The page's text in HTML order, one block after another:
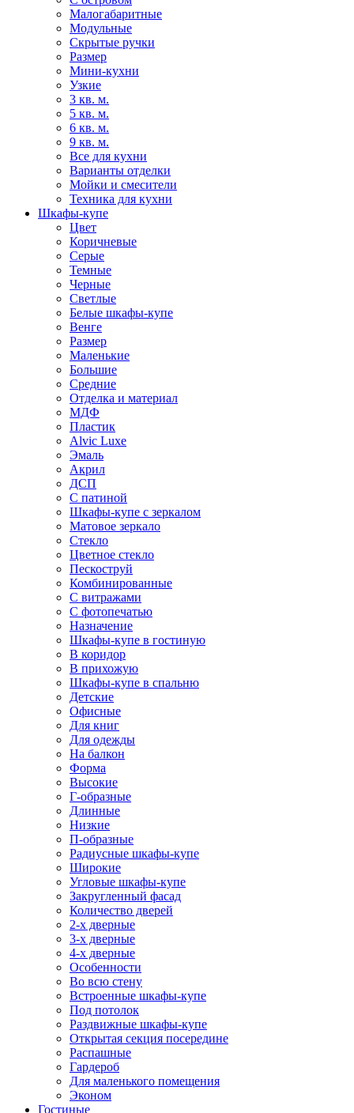
Малогабаритные
Модульные
Скрытые ручки
Размер
Мини-кухни
Узкие
3 кв. м.
5 кв. м.
6 кв. м.
9 кв. м.
Все для кухни
Варианты отделки
Мойки и смесители
Техника для кухни
Шкафы-купе
Цвет
Коричневые
Серые
Темные
Черные
Светлые
Белые шкафы-купе
Венге
Размер
Маленькие
Большие
Средние
Отделка и материал
МДФ
Пластик
Alvic Luxe
Эмаль
Акрил
ДСП
С патиной
Шкафы-купе с зеркалом
Матовое зеркало
Стекло
Цветное стекло
Пескоструй
Комбинированные
С витражами
С фотопечатью
Назначение
Шкафы-купе в гостиную
В коридор
В прихожую
Шкафы-купе в спальню
Детские
Офисные
Для книг
Для одежды
На балкон
Форма
Высокие
Г-образные
Длинные
Низкие
П-образные
Радиусные шкафы-купе
Широкие
Угловые шкафы-купе
Закругленный фасад
Количество дверей
2-х дверные
3-х дверные
4-х дверные
Особенности
Во всю стену
Встроенные шкафы-купе
Под потолок
Раздвижные шкафы-купе
Открытая секция посередине
Распашные
Гардероб
Для маленького помещения
Эконом
Гостиные